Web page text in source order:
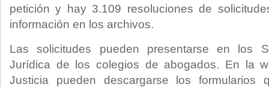
petición y hay 3.109 resoluciones de
información en los archivos.
Las solicitudes pueden presentarse en los
Jurídica de los colegios de abogados. En la
Justicia pueden descargarse los formularios